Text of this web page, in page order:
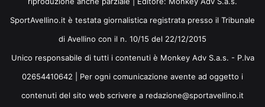
SportAvellino.it è testata giornalistica registrata presso il Tribunale
di Avellino con il n. 10/15 del 22/12/2015
Unico responsabile di tutti i contenuti è Monkey Adv S.a.s. - P.Iva
02654410642 | Per ogni comunicazione avente ad oggetto i
contenuti del sito web scrivere a redazione@sportavellino.it